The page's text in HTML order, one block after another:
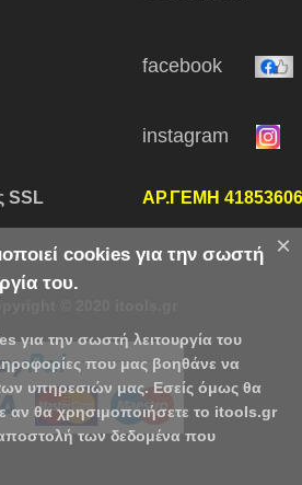
cookies για την σωστή
του.
για την σωστή λειτουργία του
που μας βοηθάνε να
υπηρεσιών μας. Εσείς όμως θα
αν θα χρησιμοποιήσετε το itools.gr
των δεδομένα που
×
facebook
instagram
SSL ΑΡ.ΓΕΜΗ
© 2020 itools.gr